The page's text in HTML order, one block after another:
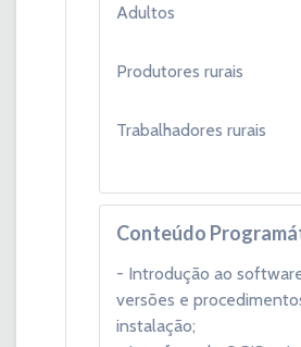
Adultos
Produtores rurais
Trabalhadores rurais
Conteúdo
- Introdução ao
versões e
instalação;